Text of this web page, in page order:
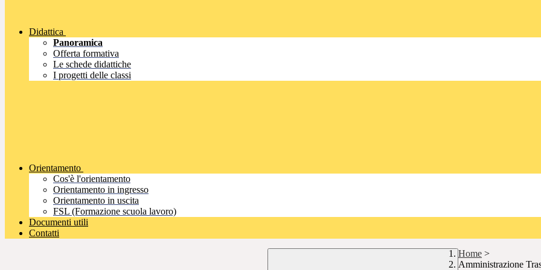
Didattica
Panoramica
Offerta formativa
Le schede didattiche
I progetti delle classi
Orientamento
Cos'è l'orientamento
Orientamento in ingresso
Orientamento in uscita
FSL (Formazione scuola lavoro)
Documenti utili
Contatti
Home >
Amministrazione